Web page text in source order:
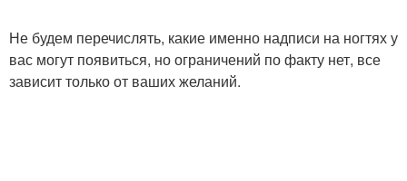
Не будем перечислять, какие именно надписи на ногтях у
вас могут появиться, но ограничений по факту нет, все
зависит только от ваших желаний.